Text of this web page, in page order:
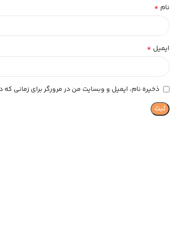
نام *
ایمیل *
ذخیره نام، ایمیل و وبسایت من در مرورگر برای زمانی